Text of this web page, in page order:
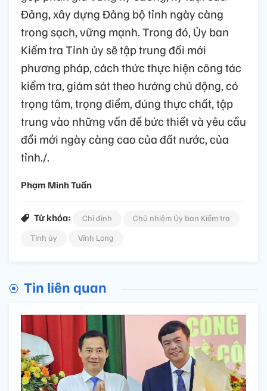
Đảng, xây dựng Đảng bộ tỉnh ngày càng
trong sạch, vững mạnh. Trong đó, Ủy ban
Kiểm tra Tỉnh ủy sẽ tập trung đổi mới
phương pháp, cách thức thực hiện công tác
kiểm tra, giám sát theo hướng chủ động, có
trọng tâm, trọng điểm, đúng thực chất, tập
trung vào những vấn đề bức thiết và yêu cầu
đổi mới ngày càng cao của đất nước, của
tỉnh./.
Phạm Minh Tuấn
Từ khóa: Chỉ định
Chủ nhiệm Ủy ban Kiểm tra
Tỉnh ủy
Vĩnh Long
Tin liên quan